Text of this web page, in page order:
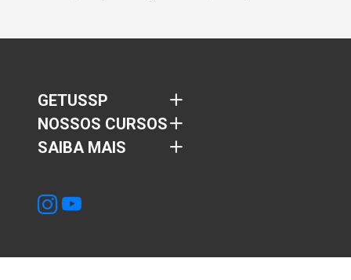
GETUSSP
NOSSOS CURSOS
SAIBA MAIS